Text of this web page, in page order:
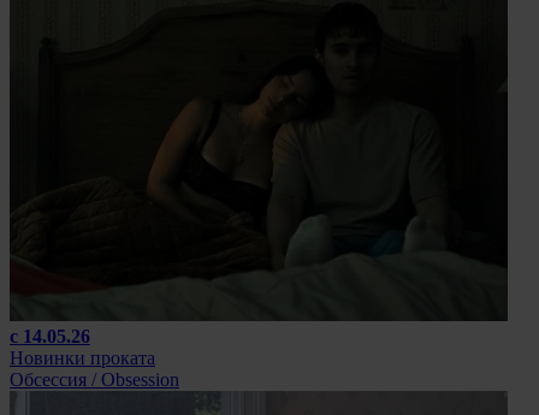
с 14.05.26
Новинки проката
Обсессия / Obsession